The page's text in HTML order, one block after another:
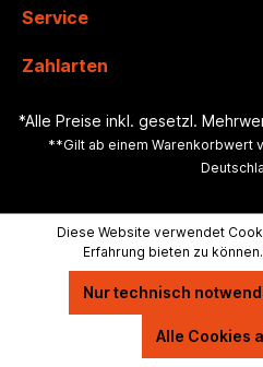
Service
Zahlarten
*Alle Preise inkl. gesetzl.
**Gilt ab einem Warenkorbwert
Diese Website verwendet
Erfahrung bieten zu können.
Nur technisch
Alle Cookies